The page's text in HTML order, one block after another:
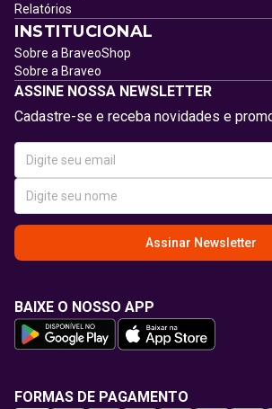
Relatórios
INSTITUCIONAL
Sobre a BraveoShop
Sobre a Braveo
ASSINE NOSSA NEWSLETTER
Cadastre-se e receba novidades e
Assinar Newsletter
BAIXE O NOSSO APP
FORMAS DE PAGAMENTO